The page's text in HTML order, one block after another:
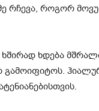
რჩევა, როგორ
ხშირად ხდება
გამოიფიტოს.